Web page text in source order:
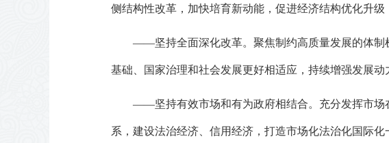
侧结构性改革，加快培育新动能，促进经济结构优化升
——坚持全面深化改革。聚焦制约高质量发展的体制
基础、国家治理和社会发展更好相适应，持续增强发展动
——坚持有效市场和有为政府相结合。充分发挥市场
系，建设法治经济、信用经济，打造市场化法治化国际化